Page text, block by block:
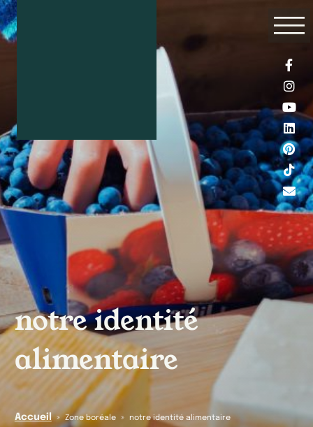
notre identité
alimentaire
Accueil » Zone boréale » notre identité alimentaire